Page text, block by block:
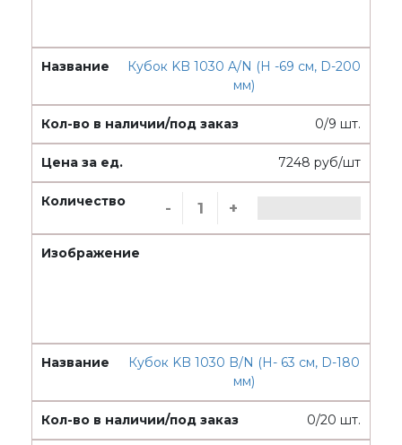
Кубок KB 1030 A/N (H -69 см, D-200
мм)
0/9 шт.
7248 руб/шт
- +
Кубок KB 1030 B/N (H- 63 см, D-180
мм)
0/20 шт.